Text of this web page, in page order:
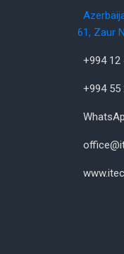
61, Zaur
+994 12
+994 55